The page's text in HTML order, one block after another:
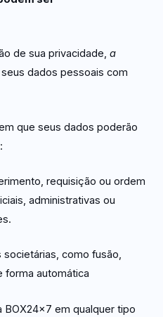
de sua privacidade, a
dados pessoais com
que seus dados poderão
requisição ou ordem
administrativas ou
societárias, como fusão,
forma automática
em qualquer tipo